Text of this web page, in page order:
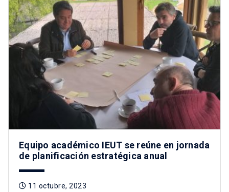
Equipo académico IEUT se reúne en jornada
de planificación estratégica anual
11 octubre, 2023